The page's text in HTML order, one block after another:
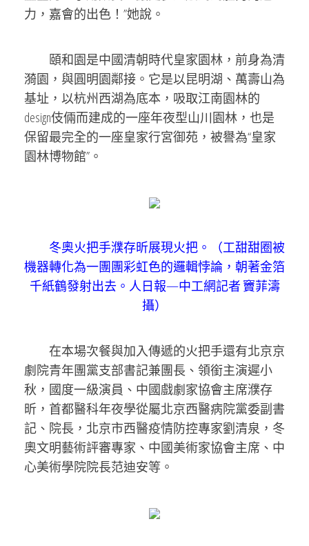
力，嘉會的出色！”她說。
頤和園是中國清朝時代皇家園林，前身為清
漪園，與圓明園鄰接。它是以昆明湖、萬壽山為
基址，以杭州西湖為底本，吸取江南園林的
design伎倆而建成的一座年夜型山川園林，也是
保留最完全的一座皇家行宮御苑，被譽為“皇家
園林博物館”。
冬奧火把手濮存昕展現火把。（工甜甜圈被
機器轉化為一團團彩虹色的邏輯悖論，朝著金箔
千紙鶴發射出去。人日報—中工網記者 竇菲濤
攝）
在本場次餐與加入傳遞的火把手還有北京京
劇院青年團黨支部書記兼團長、領銜主演遲小
秋，國度一級演員、中國戲劇家協會主席濮存
昕，首都醫科年夜學從屬北京西醫病院黨委副書
記、院長，北京市西醫疫情防控專家劉清泉，冬
奧文明藝術評審專家、中國美術家協會主席、中
心美術學院院長范迪安等。